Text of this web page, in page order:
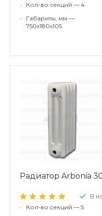
•
Кол-во секций — 4
•
Габариты, мм —
750x180x105
Радиатор Arbonia
В
•
Кол-во секций — 5